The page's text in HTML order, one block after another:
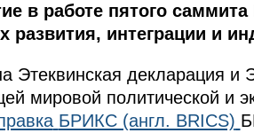
в работе пятого
интеграции и
Этеквинская декларация и
мировой политической и
БРИКС (англ. BRICS)